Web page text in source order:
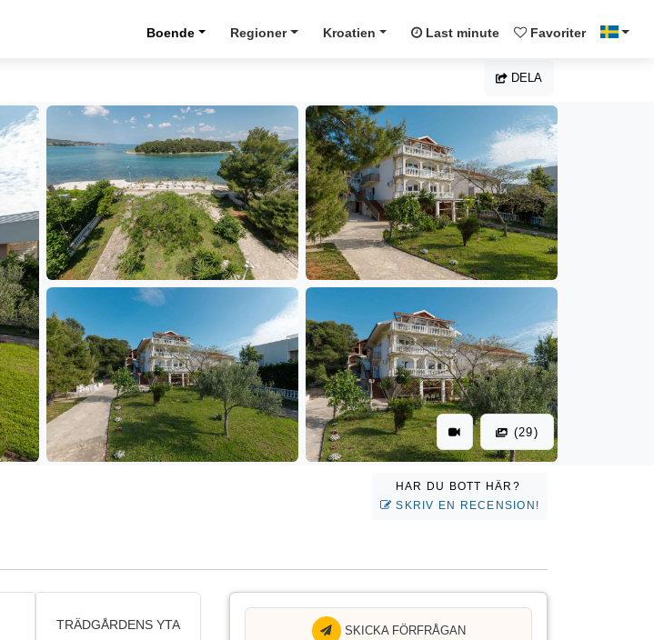
Boende Regioner Kroatien Last minute Favoriter
DELA
(29)
HAR DU BOTT HÄR?
SKRIV EN RECENSION!
TRÄDGÅRDENS YTA SKICKA FÖRFRÅGAN